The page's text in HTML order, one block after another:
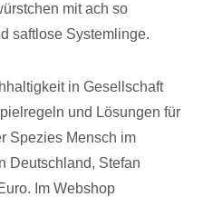
mit ach so
saftlose Systemlinge.
in Gesellschaft
und Lösungen für
Spezies Mensch im
Deutschland, Stefan
Im Webshop